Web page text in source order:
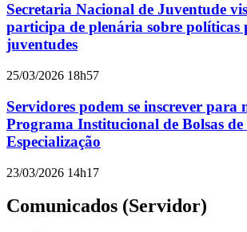
Secretaria Nacional de Juventude
participa de plenária sobre políticas
juventudes
25/03/2026 18h57
Servidores podem se inscrever para
Programa Institucional de Bolsas
Especialização
23/03/2026 14h17
Comunicados (Servidor)